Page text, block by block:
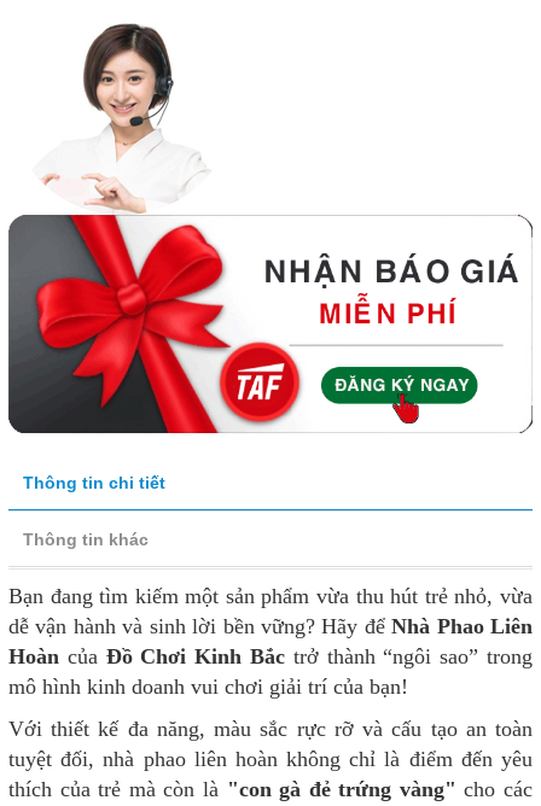
Thông tin chi tiết
Thông tin khác
Bạn đang tìm kiếm một sản phẩm vừa thu hút trẻ nhỏ, vừa
dễ vận hành và sinh lời bền vững? Hãy đểNhà Phao Liên
Hoàn của Đồ Chơi Kinh Bắc trở thành “ngôi sao” trong
mô hình kinh doanh vui chơi giải trí của bạn!
Với thiết kế đa năng, màu sắc rực rỡ và cấu tạo an toàn
tuyệt đối, nhà phao liên hoàn không chỉ là điểm đến yêu
thích của trẻ mà còn là "con gà đẻ trứng vàng" cho các